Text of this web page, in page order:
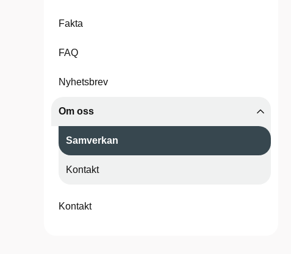
Fakta
FAQ
Nyhetsbrev
Om oss
Samverkan
Kontakt
Kontakt